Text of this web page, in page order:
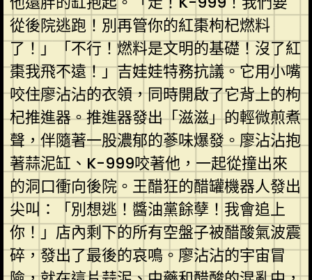
從後院逃跑！別再管你的紅棗枸杞燃料
了！」「不行！燃料是文明的基礎！沒了紅
棗我飛不遠！」吉娃娃特務抗議。它用小嘴
咬住廖沾沾的衣領，同時開啟了它背上的枸
杞推進器。推進器發出「滋滋」的輕微煎煮
聲，伴隨著一股濃郁的蔘味爆發。廖沾沾抱
著蒜泥缸、K-999咬著他，一起從撞出來
的洞口衝向後院。王醋狂的醋罐機器人發出
尖叫：「別想逃！醬油黨餘孽！我會追上
你！」店內剩下的所有空盤子被醋酸氣波震
碎，發出了最後的哀鳴。廖沾沾的宇宙冒